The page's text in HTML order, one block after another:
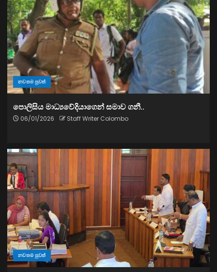
නවතම පුවත්
පොලිසිය මාධ්‍යවේදියාගෙන් සමාව ගනී..
06/01/2026 Staff Writer Colombo
නවතම පුවත්